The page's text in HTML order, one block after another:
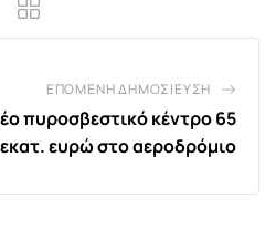
ΕΠΌΜΕΝΗ ΔΗΜΟΣΊΕΥΣΗ
πυροσβεστικό κέντρο 65
εκατ. ευρώ στο αεροδρόμιο